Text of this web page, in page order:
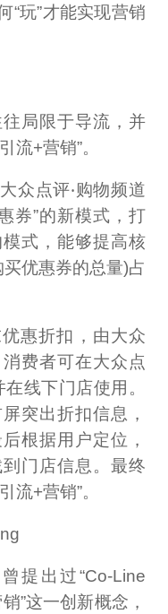
“玩”才能实现营销
局限于导流，并
流+营销”。
众点评‧购物频道
券”的新模式，打
式，能够提高核
优惠券的总量)占
惠折扣，由大众
费者可在大众点
线下门店使用。
突出折扣信息，
根据用户定位，
门店信息。最终
流+营销”。
提出过“Co-Line
”这一创新概念，